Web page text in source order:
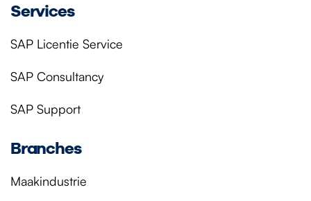
Services
SAP Licentie Service
SAP Consultancy
SAP Support
Branches
Maakindustrie